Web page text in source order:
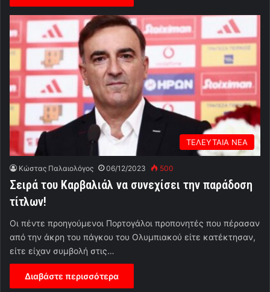
ΤΕΛΕΥΤΑΙΑ ΝΕΑ
Κώστας Παλαιολόγος 06/12/2023 500
Σειρά του Καρβαλιάλ να συνεχίσει την παράδοση
τίτλων!
Οι πέντε προηγούμενοι Πορτογάλοι προπονητές που πέρασαν
από την άκρη του πάγκου του Ολυμπιακού είτε κατέκτησαν,
είτε είχαν συμβολή στις…
Διαβάστε περισσότερα